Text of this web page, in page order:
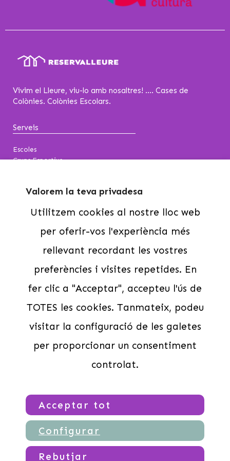
Vivim el Lleure, viu-lo amb nosaltres! .... Cases de
Colònies. Colònies Escolars.
Serveis
Escoles
Grups Esportius
Famílies
Contacte
Cases de colònies
CASAL DE NADAL MEDINYÀ 25/26
Legal
Avís Legal
SERVEIS CENTRAL DE RESERVES –
© Copyright 2026
Valorem la teva privadesa
Utilitzem cookies al nostre lloc web
per oferir-vos l'experiència més
rellevant recordant les vostres
preferències i visites repetides. En
fer clic a "Acceptar", accepteu l'ús de
TOTES les cookies. Tanmateix, podeu
visitar la configuració de les galetes
per proporcionar un consentiment
controlat.
Configurar
Rebutjar
Acceptar tot